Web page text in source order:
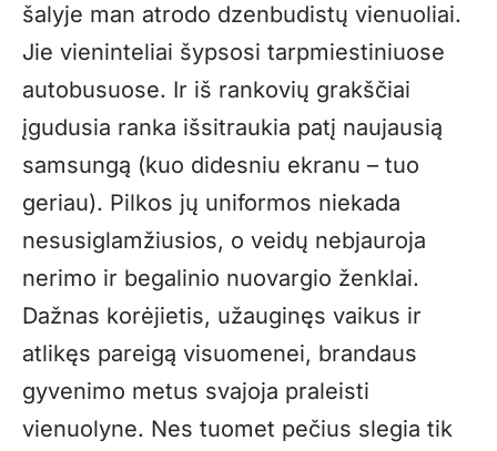
šalyje man atrodo dzenbudistų vienuoliai.
Jie vieninteliai šypsosi tarpmiestiniuose
autobusuose. Ir iš rankovių grakščiai
įgudusia ranka išsitraukia patį naujausią
samsungą (kuo didesniu ekranu – tuo
geriau). Pilkos jų uniformos niekada
nesusiglamžiusios, o veidų nebjauroja
nerimo ir begalinio nuovargio ženklai.
Dažnas korėjietis, užauginęs vaikus ir
atlikęs pareigą visuomenei, brandaus
gyvenimo metus svajoja praleisti
vienuolyne. Nes tuomet pečius slegia tik